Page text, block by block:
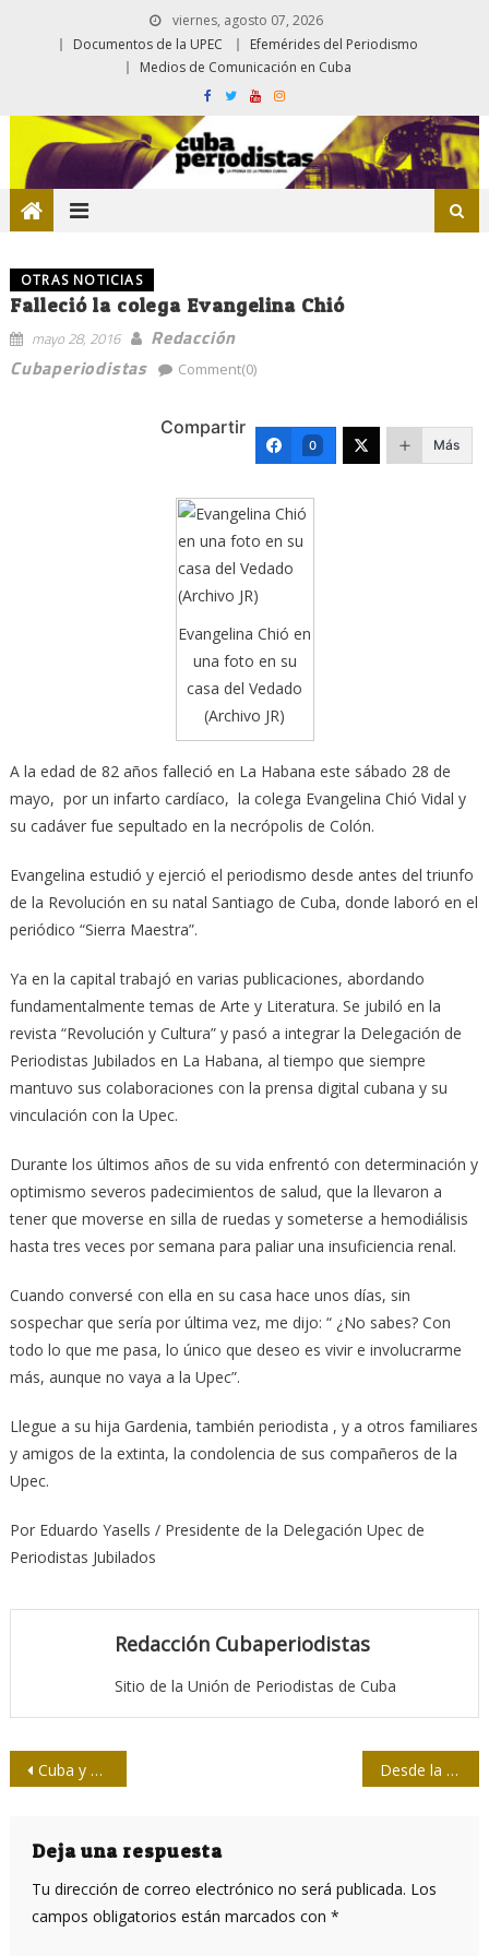
viernes, agosto 07, 2026
Documentos de la UPEC
Efemérides del Periodismo
Medios de Comunicación en Cuba
OTRAS NOTICIAS
Falleció la colega Evangelina Chió
mayo 28, 2016
Redacción
Cubaperiodistas
Comment(0)
Compartir
0 Más
Evangelina Chió en
una foto en su
casa del Vedado
(Archivo JR)
A la edad de 82 años falleció en La Habana este sábado 28 de
mayo, por un infarto cardíaco, la colega Evangelina Chió Vidal y
su cadáver fue sepultado en la necrópolis de Colón.
Evangelina estudió y ejerció el periodismo desde antes del triunfo
de la Revolución en su natal Santiago de Cuba, donde laboró en el
periódico “Sierra Maestra”.
Ya en la capital trabajó en varias publicaciones, abordando
fundamentalmente temas de Arte y Literatura. Se jubiló en la
revista “Revolución y Cultura” y pasó a integrar la Delegación de
Periodistas Jubilados en La Habana, al tiempo que siempre
mantuvo sus colaboraciones con la prensa digital cubana y su
vinculación con la Upec.
Durante los últimos años de su vida enfrentó con determinación y
optimismo severos padecimientos de salud, que la llevaron a
tener que moverse en silla de ruedas y someterse a hemodiálisis
hasta tres veces por semana para paliar una insuficiencia renal.
Cuando conversé con ella en su casa hace unos días, sin
sospechar que sería por última vez, me dijo: “ ¿No sabes? Con
todo lo que me pasa, lo único que deseo es vivir e involucrarme
más, aunque no vaya a la Upec”.
Llegue a su hija Gardenia, también periodista , y a otros familiares
y amigos de la extinta, la condolencia de sus compañeros de la
Upec.
Por Eduardo Yasells / Presidente de la Delegación Upec de
Periodistas Jubilados
Redacción Cubaperiodistas
Sitio de la Unión de Periodistas de Cuba
Navegación
entradas
Cuba y UIT conversan sobre temas de común interés Desde la trinchera periodística, dar lo mejor
Deja una respuesta
Tu dirección de correo electrónico no será publicada. Los
campos obligatorios están marcados con *